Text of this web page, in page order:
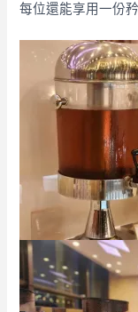
每位還能享用一份